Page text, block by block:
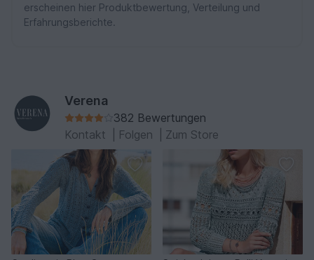
erscheinen hier Produktbewertung, Verteilung und
Erfahrungsberichte.
Verena
382 Bewertungen
Kontakt
Folgen Zum Store